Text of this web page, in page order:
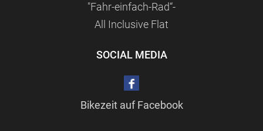
"Fahr-einfach-Rad“-
All Inclusive Flat
SOCIAL MEDIA
Bikezeit auf Facebook